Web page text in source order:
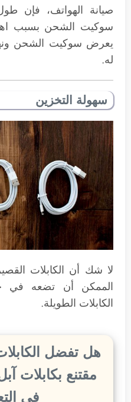
صيانة الهواتف، فإن
سوكيت الشحن بسبب
يعرض سوكيت الشحن
له.
سهولة التخزين
لا شك أن الكابلات
الممكن أن تضعه في
الكابلات الطويلة.
هل تفضل
مقتنع بكابلات
في